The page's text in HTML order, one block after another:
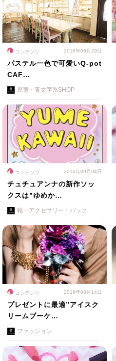
コンテンツ 2016年09月29日
パステル一色で可愛いQ-pot
CAF…
原宿・青文字系SHOP
コンテンツ 2016年09月04日
チュチュアンナの新作ソッ
クスは”ゆめか…
靴・アクセサリー・バック
コンテンツ 2016年08月14日
プレゼントに最適”アイスク
リームブーケ…
ファッション